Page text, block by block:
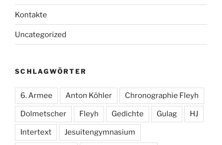
Kontakte
Uncategorized
SCHLAGWÖRTER
6. Armee Anton Köhler Chronographie Fleyh
Dolmetscher Fleyh Gedichte Gulag HJ
Intertext Jesuitengymnasium